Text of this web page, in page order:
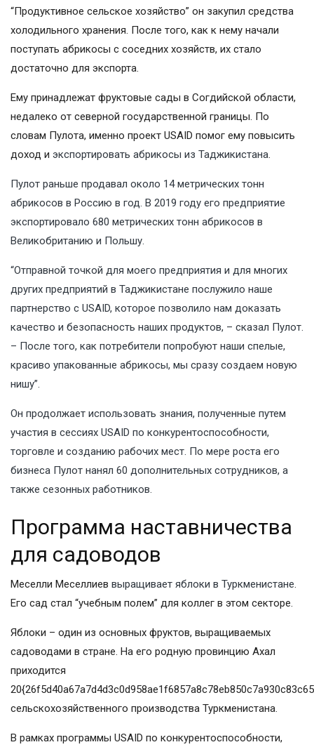
“Продуктивное сельское хозяйство” он закупил средства
холодильного хранения. После того, как к нему начали
поступать абрикосы с соседних хозяйств, их стало
достаточно для экспорта.
Ему принадлежат фруктовые сады в Согдийской области,
недалеко от северной государственной границы. По
словам Пулота, именно проект USAID помог ему повысить
доход и экспортировать абрикосы из Таджикистана.
Пулот раньше продавал около 14 метрических тонн
абрикосов в Россию в год. В 2019 году его предприятие
экспортировало 680 метрических тонн абрикосов в
Великобританию и Польшу.
“Отправной точкой для моего предприятия и для многих
других предприятий в Таджикистане послужило наше
партнерство с USAID, которое позволило нам доказать
качество и безопасность наших продуктов, – сказал Пулот.
– После того, как потребители попробуют наши спелые,
красиво упакованные абрикосы, мы сразу создаем новую
нишу”.
Он продолжает использовать знания, полученные путем
участия в сессиях USAID по конкурентоспособности,
торговле и созданию рабочих мест. По мере роста его
бизнеса Пулот нанял 60 дополнительных сотрудников, а
также сезонных работников.
Программа наставничества
для садоводов
Меселли Меселлиев выращивает яблоки в Туркменистане.
Его сад стал “учебным полем” для коллег в этом секторе.
Яблоки – один из основных фруктов, выращиваемых
садоводами в стране. На его родную провинцию Ахал
приходится
сельскохозяйственного производства Туркменистана.
В рамках программы USAID по конкурентоспособности,